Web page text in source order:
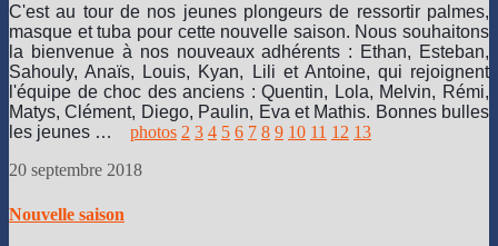
C'est au tour de nos jeunes plongeurs de ressortir palmes,
masque et tuba pour cette nouvelle saison. Nous souhaitons
la bienvenue à nos nouveaux adhérents : Ethan, Esteban,
Sahouly, Anaïs, Louis, Kyan, Lili et Antoine, qui rejoignent
l'équipe de choc des anciens : Quentin, Lola, Melvin, Rémi,
Matys, Clément, Diego, Paulin, Eva et Mathis. Bonnes bulles
les jeunes …
photos 2 3 4 5 6 7 8 9 10 11 12 13
20 septembre 2018
Nouvelle saison